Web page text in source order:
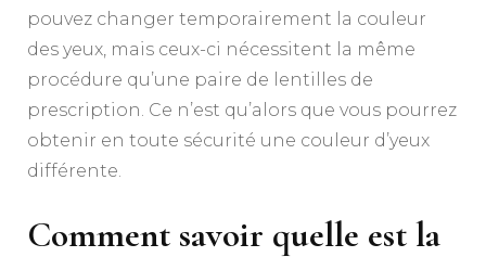
pouvez changer temporairement la couleur
des yeux, mais ceux-ci nécessitent la même
procédure qu’une paire de lentilles de
prescription. Ce n’est qu’alors que vous pourrez
obtenir en toute sécurité une couleur d’yeux
différente.
Comment savoir quelle est la